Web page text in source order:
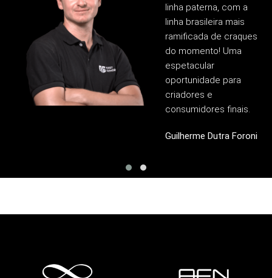
linha paterna, com a
linha brasileira mais
ramificada de craques
do momento! Uma
espetacular
oportunidade para
criadores e
consumidores finais.
Guilherme Dutra Foroni